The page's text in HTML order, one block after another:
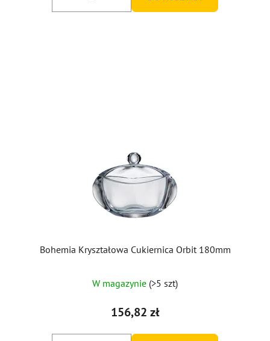
Bohemia Kryształowa Cukiernica Orbit 180mm
W magazynie (>5 szt)
156,82 zł